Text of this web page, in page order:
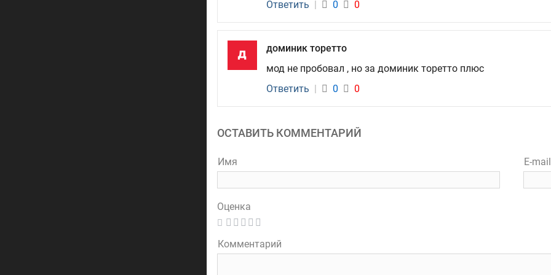
Ответить | 0 0
доминик торетто
мод не пробовал , но за доминик торетто плюс
Ответить | 0 0
ОСТАВИТЬ КОММЕНТАРИЙ
Имя E-mail
Оценка
Комментарий